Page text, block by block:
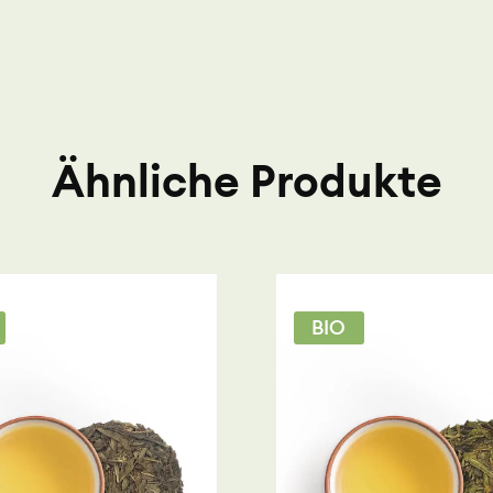
Ähnliche Produkte
BIO